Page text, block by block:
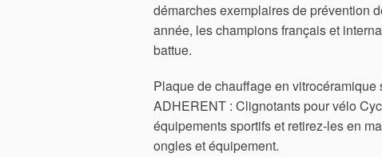
démarches exemplaires de prévention
année, les champions français et
battue.
Plaque de chauffage en
ADHERENT : Clignotants pour vélo
équipements sportifs et retirez-les en
ongles et équipement.